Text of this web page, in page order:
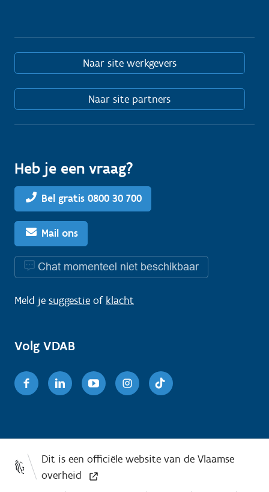
Naar site werkgevers
Naar site partners
Heb je een vraag?
Bel gratis 0800 30 700
Mail ons
Chat momenteel niet beschikbaar
Meld je suggestie of klacht
Volg VDAB
FacebookLinkedinYoutubeInstagram